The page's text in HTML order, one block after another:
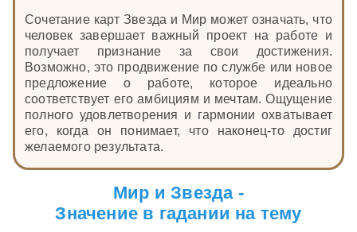
Сочетание карт Звезда и Мир может означать, что
человек завершает важный проект на работе и
получает признание за свои достижения.
Возможно, это продвижение по службе или новое
предложение о работе, которое идеально
соответствует его амбициям и мечтам. Ощущение
полного удовлетворения и гармонии охватывает
его, когда он понимает, что наконец-то достиг
желаемого результата.
Мир и Звезда -
Значение в гадании на тему